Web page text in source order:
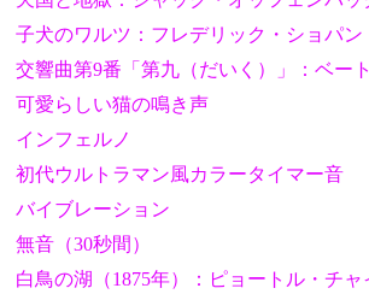
子犬のワルツ：フレデリック・ショパン
交響曲第9番「第九（だいく）」：ベー
可愛らしい猫の鳴き声
インフェルノ
初代ウルトラマン風カラータイマー音
バイブレーション
無音（30秒間）
白鳥の湖（1875年）：ピョートル・チ